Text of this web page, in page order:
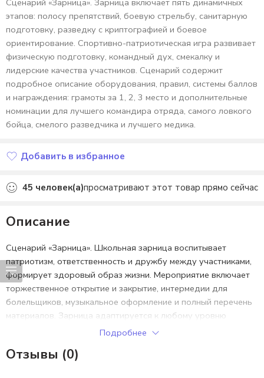
Сценарий «Зарница». Зарница включает пять динамичных
этапов: полосу препятствий, боевую стрельбу, санитарную
подготовку, разведку с криптографией и боевое
ориентирование. Спортивно-патриотическая игра развивает
физическую подготовку, командный дух, смекалку и
лидерские качества участников. Сценарий содержит
подробное описание оборудования, правил, системы баллов
и награждения: грамоты за 1, 2, 3 место и дополнительные
номинации для лучшего командира отряда, самого ловкого
бойца, смелого разведчика и лучшего медика.
Добавить в избранное
45 человек(а)просматривают этот товар прямо сейчас
Описание
Сценарий «Зарница». Школьная зарница воспитывает
патриотизм, ответственность и дружбу между участниками,
формирует здоровый образ жизни. Мероприятие включает
торжественное открытие и закрытие, интермедии для
болельщиков, музыкальное оформление и полный перечень
материалов. Зарница адаптируется к любому уровню
подготовки и обеспечивает безопасность всех участников в
Подробнее
Отзывы (0)